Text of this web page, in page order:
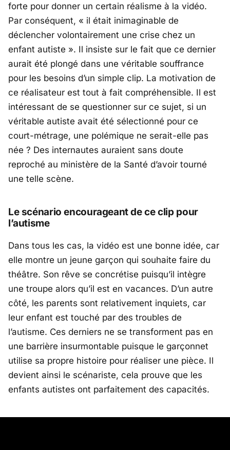
forte pour donner un certain réalisme à la vidéo.
Par conséquent, « il était inimaginable de
déclencher volontairement une crise chez un
enfant autiste ». Il insiste sur le fait que ce dernier
aurait été plongé dans une véritable souffrance
pour les besoins d’un simple clip. La motivation de
ce réalisateur est tout à fait compréhensible. Il est
intéressant de se questionner sur ce sujet, si un
véritable autiste avait été sélectionné pour ce
court-métrage, une polémique ne serait-elle pas
née ? Des internautes auraient sans doute
reproché au ministère de la Santé d’avoir tourné
une telle scène.
Le scénario encourageant de ce clip pour
l’autisme
Dans tous les cas, la vidéo est une bonne idée, car
elle montre un jeune garçon qui souhaite faire du
théâtre. Son rêve se concrétise puisqu’il intègre
une troupe alors qu’il est en vacances. D’un autre
côté, les parents sont relativement inquiets, car
leur enfant est touché par des troubles de
l’autisme. Ces derniers ne se transforment pas en
une barrière insurmontable puisque le garçonnet
utilise sa propre histoire pour réaliser une pièce. Il
devient ainsi le scénariste, cela prouve que les
enfants autistes ont parfaitement des capacités.